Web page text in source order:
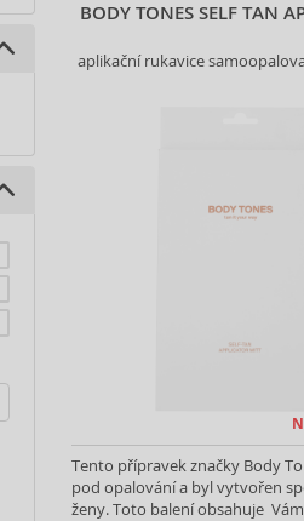
BODY TONES SELF TAN
aplikační rukavice
Tento přípravek značky Body
pod opalování a byl vytvořen
ženy. Toto balení obsahuje